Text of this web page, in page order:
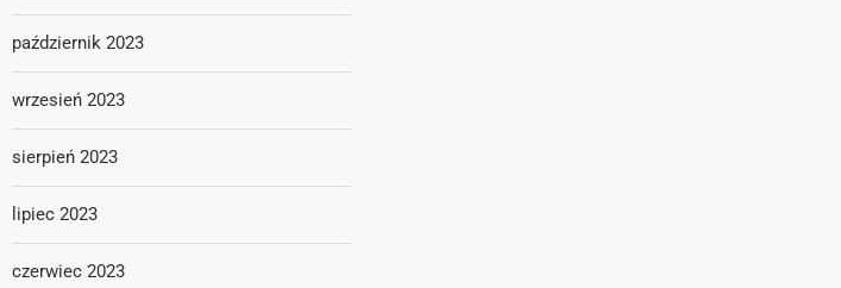
październik 2023
wrzesień 2023
sierpień 2023
lipiec 2023
czerwiec 2023